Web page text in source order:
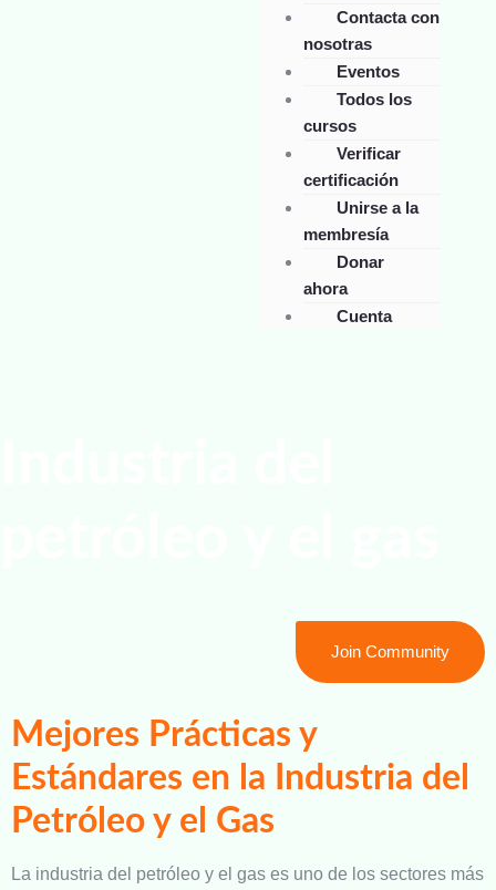
Contacta con
nosotras
Eventos
Todos los
cursos
Verificar
certificación
Unirse a la
membresía
Donar
ahora
Cuenta
Join Community
Mejores Prácticas y
Estándares en la Industria del
Petróleo y el Gas
La industria del petróleo y el gas es uno de los sectores más